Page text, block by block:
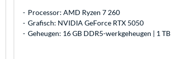
Processor: AMD Ryzen 7 260
Grafisch: NVIDIA GeForce RTX 5050
Geheugen: 16 GB DDR5-werkgeheugen | 1 TB